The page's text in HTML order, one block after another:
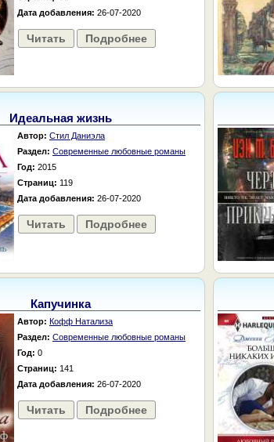
Дата добавления: 26-07-2020
Читать Подробнее
Идеальная жизнь
Автор: Стил Даниэла
Раздел: Современные любовные романы
Год: 2015
Страниц: 119
Дата добавления: 26-07-2020
Читать Подробнее
Капучинка
Автор: Кофф Натализа
Раздел: Современные любовные романы
Год: 0
Страниц: 141
Дата добавления: 26-07-2020
Читать Подробнее